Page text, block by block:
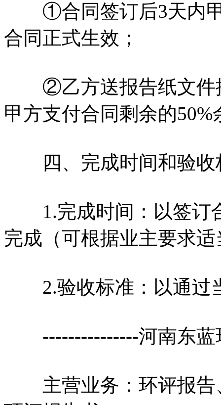
①合同签订后3天内甲
合同正式生效；
②乙方送报告纸文件
甲方支付合同剩余的50%
四、完成时间和验收
1.完成时间：以签订
完成（可根据业主要求
2.验收标准：以通过
---------------河南东蓝
主营业务：环评报告